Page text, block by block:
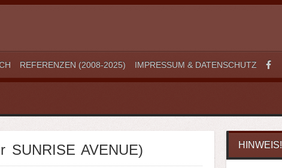
REFERENZEN (2008-2025) IMPRESSUM & DATENSCHUTZ
SUNRISE AVENUE) HINWEIS!